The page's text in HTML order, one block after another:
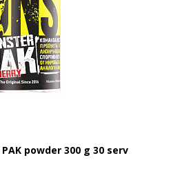
powder 300 g 30 serv